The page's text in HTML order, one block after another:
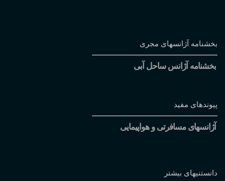
بخشنامه آژانسهای مجری
بخشنامه آژانس ساحل آبی
پیوندهای مفید
آژانسهای مسافرتی و هواپیمایی
دانستنیهای بیشتر